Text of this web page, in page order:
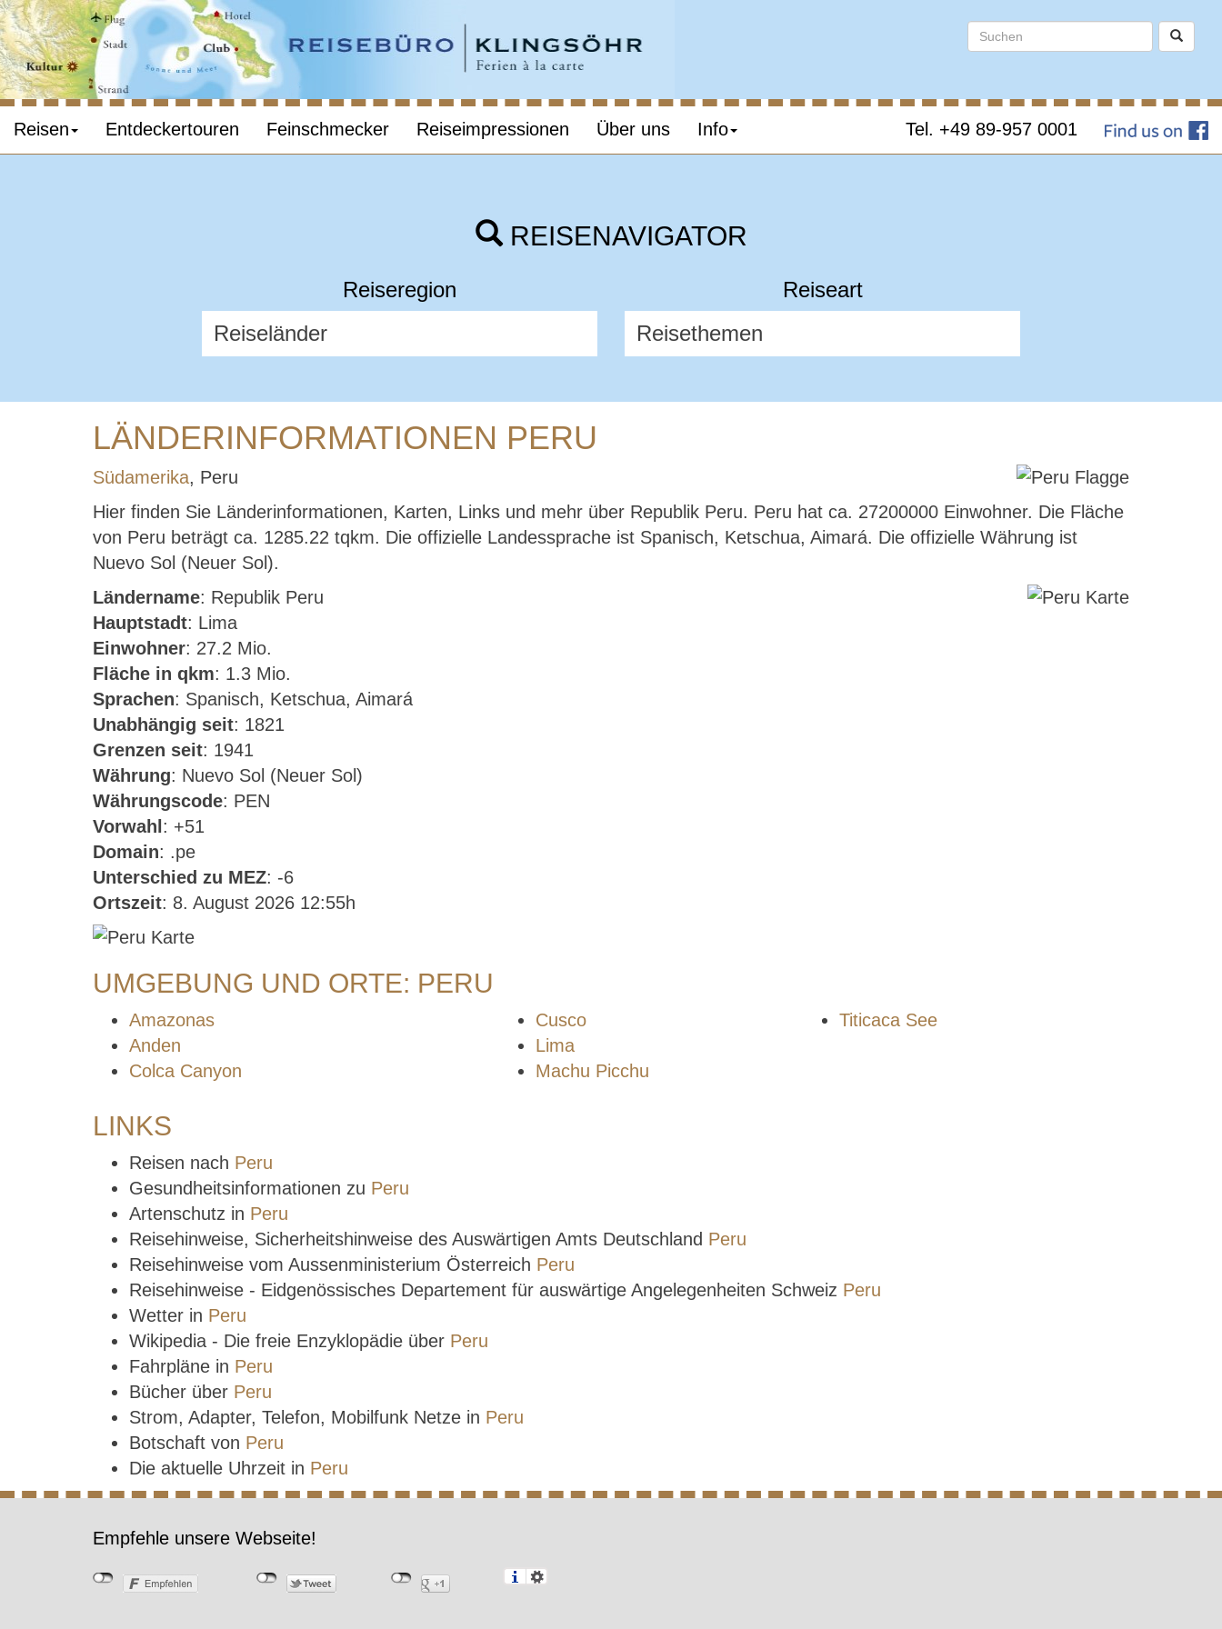
Reisen Entdeckertouren Feinschmecker Reiseimpressionen Über uns Info Tel. +49 89-957 0001
REISENAVIGATOR
Reiseregion Reiseart
LÄNDERINFORMATIONEN PERU
Südamerika, Peru
Hier finden Sie Länderinformationen, Karten, Links und mehr über Republik Peru. Peru hat ca. 27200000 Einwohner. Die Fläche
von Peru beträgt ca. 1285.22 tqkm. Die offizielle Landessprache ist Spanisch, Ketschua, Aimará. Die offizielle Währung ist
Nuevo Sol (Neuer Sol).
Ländername: Republik Peru
Hauptstadt: Lima
Einwohner: 27.2 Mio.
Fläche in qkm: 1.3 Mio.
Sprachen: Spanisch, Ketschua, Aimará
Unabhängig seit: 1821
Grenzen seit: 1941
Währung: Nuevo Sol (Neuer Sol)
Währungscode: PEN
Vorwahl : +51
Domain: .pe
Unterschied zu MEZ: -6
Ortszeit: 8. August 2026 12:55h
UMGEBUNG UND ORTE: PERU
Amazonas
Anden
Colca Canyon
Cusco
Lima
Machu Picchu
Titicaca See
LINKS
Reisen nach Peru
Gesundheitsinformationen zu Peru
Artenschutz in Peru
Reisehinweise, Sicherheitshinweise des Auswärtigen Amts Deutschland Peru
Reisehinweise vom Aussenministerium Österreich Peru
Reisehinweise - Eidgenössisches Departement für auswärtige Angelegenheiten Schweiz Peru
Wetter in Peru
Wikipedia - Die freie Enzyklopädie über Peru
Fahrpläne in Peru
Bücher über Peru
Strom, Adapter, Telefon, Mobilfunk Netze in Peru
Botschaft von Peru
Die aktuelle Uhrzeit in Peru
Empfehle unsere Webseite!